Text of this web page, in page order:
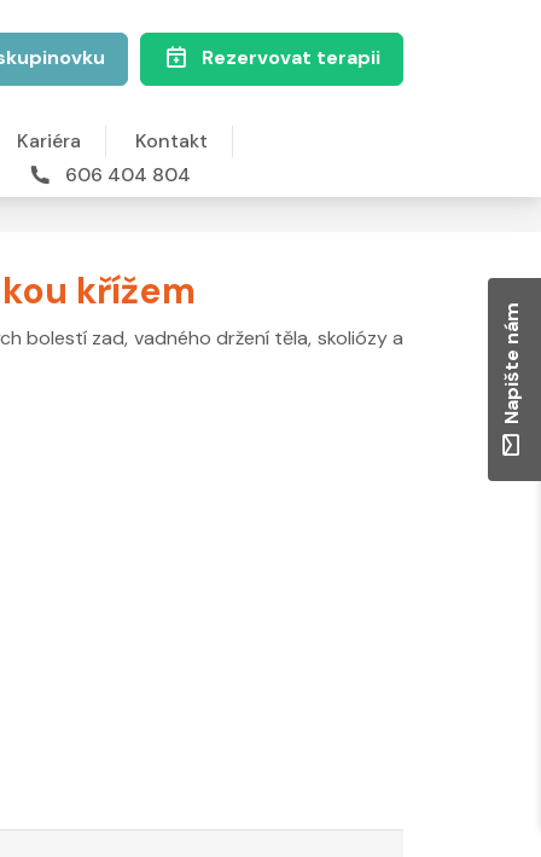
Rezervovat terapii
Kariéra
Kontakt
606 404 804
křížem
bolestí zad, vadného držení těla, skoliózy a
Napište nám